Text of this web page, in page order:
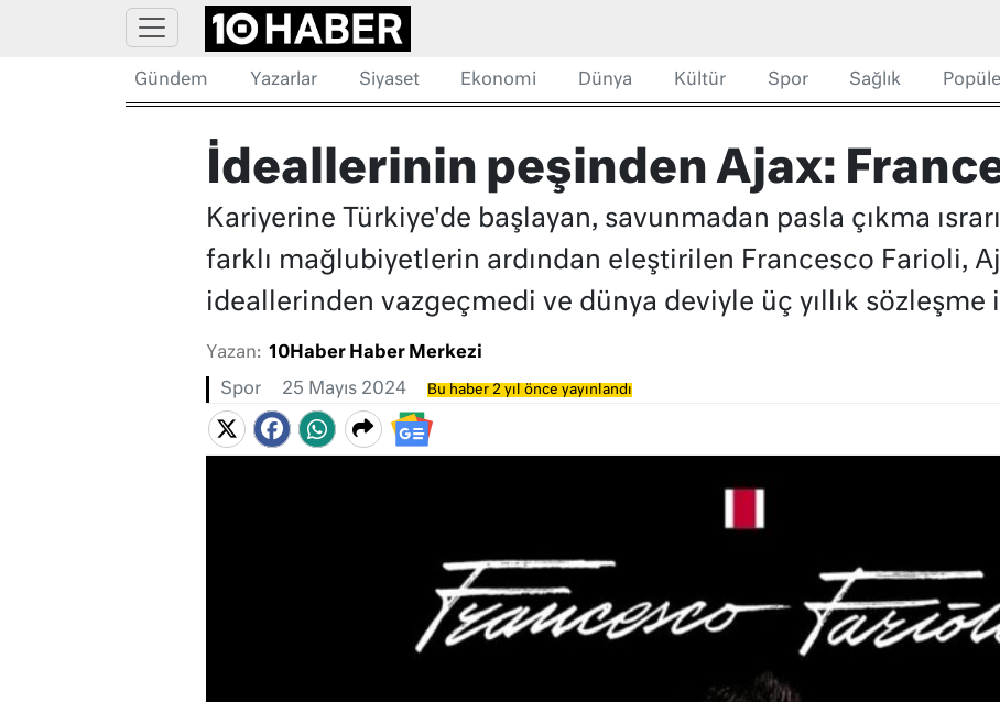
Gündem Yazarlar Siyaset Ekonomi Dünya Kültür Spor Sağlık
İdeallerinin peşinden Ajax:
Kariyerine Türkiye'de başlayan, savunmadan pasla çıkma
farklı mağlubiyetlerin ardından eleştirilen Francesco Farioli,
ideallerinden vazgeçmedi ve dünya deviyle üç yıllık sözleşme
Yazan: 10Haber Haber Merkezi
Spor 25 Mayıs 2024 Bu haber 2 yıl önce yayınlandı